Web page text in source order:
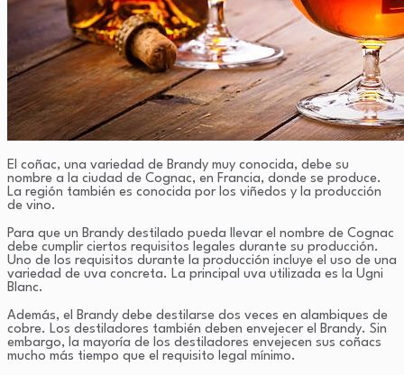
El coñac, una variedad de Brandy muy conocida, debe su
nombre a la ciudad de Cognac, en Francia, donde se produce.
La región también es conocida por los viñedos y la producción
de vino.
Para que un Brandy destilado pueda llevar el nombre de Cognac
debe cumplir ciertos requisitos legales durante su producción.
Uno de los requisitos durante la producción incluye el uso de una
variedad de uva concreta. La principal uva utilizada es la Ugni
Blanc.
Además, el Brandy debe destilarse dos veces en alambiques de
cobre. Los destiladores también deben envejecer el Brandy. Sin
embargo, la mayoría de los destiladores envejecen sus coñacs
mucho más tiempo que el requisito legal mínimo.